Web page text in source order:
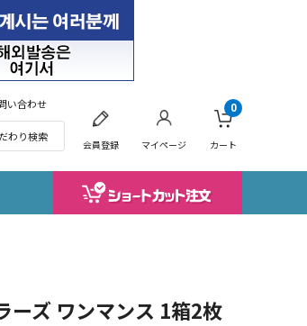
い合わせ
わり検索
会員登録 マイページ カート
0
ズ ワンマンス 1箱2枚